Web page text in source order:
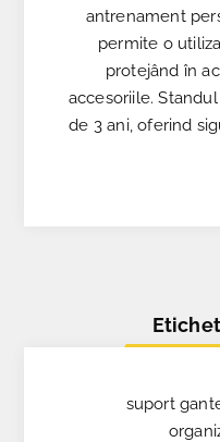
antrenament
permite o
protejând în
accesoriile.
de 3 ani, oferind
suport